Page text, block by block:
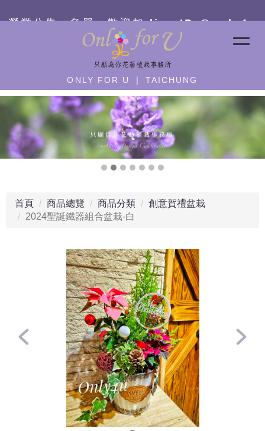
ONLY FOR U ❘ TAICHUNG
首頁 商品總覽 商品分類
創意賀禮盆栽
2024聖誕鐵器組合盆栽-白
營業公告：急單－歡迎加 line ID:@only4u